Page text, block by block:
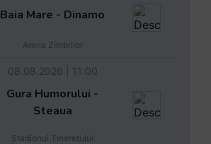
Baia Mare - Dinamo
Arena Zimbrilor
08.08.2026 | 11:00
Gura Humorului -
Steaua
Stadionul Tineretului